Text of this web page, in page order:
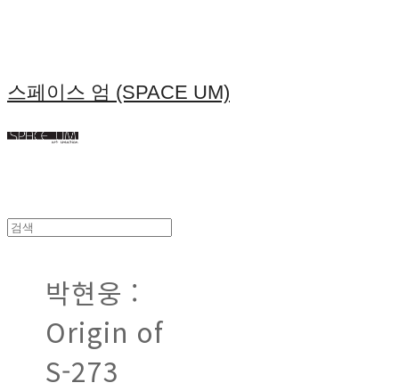
스페이스 엄 (SPACE UM)
박현웅 :
Origin of
S-273